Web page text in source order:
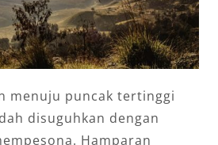
menuju puncak tertinggi
disuguhkan dengan
Hamparan